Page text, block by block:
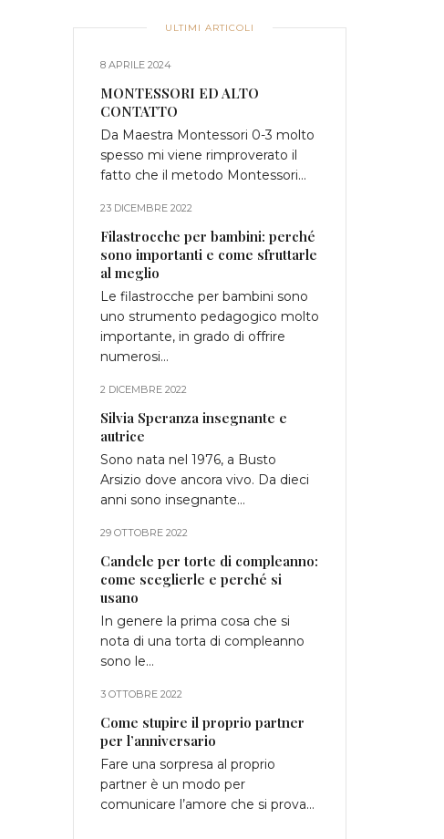
ULTIMI ARTICOLI
8 APRILE 2024
MONTESSORI ED ALTO
CONTATTO
Da Maestra Montessori 0-3 molto
spesso mi viene rimproverato il
fatto che il metodo Montessori…
23 DICEMBRE 2022
Filastrocche per bambini: perché
sono importanti e come sfruttarle
al meglio
Le filastrocche per bambini sono
uno strumento pedagogico molto
importante, in grado di offrire
numerosi…
2 DICEMBRE 2022
Silvia Speranza insegnante e
autrice
Sono nata nel 1976, a Busto
Arsizio dove ancora vivo. Da dieci
anni sono insegnante…
29 OTTOBRE 2022
Candele per torte di compleanno:
come sceglierle e perché si
usano
In genere la prima cosa che si
nota di una torta di compleanno
sono le…
3 OTTOBRE 2022
Come stupire il proprio partner
per l’anniversario
Fare una sorpresa al proprio
partner è un modo per
comunicare l’amore che si prova…